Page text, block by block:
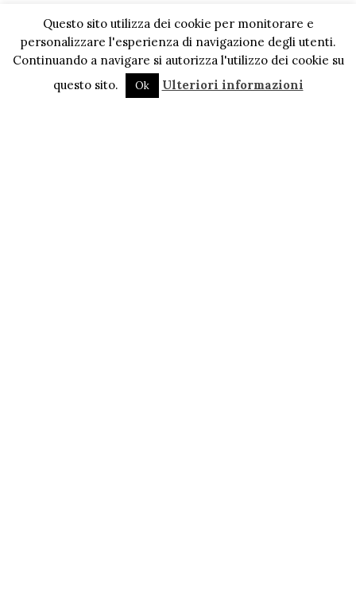
Questo sito utilizza dei cookie per monitorare e
personalizzare l'esperienza di navigazione degli utenti.
Continuando a navigare si autorizza l'utilizzo dei cookie su
questo sito.
Ok Ulteriori informazioni